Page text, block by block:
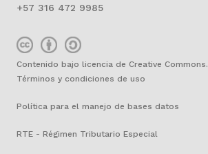
+57 316 472 9985
Contenido bajo licencia de Creative Commons.
Términos y condiciones de uso
Política para el manejo de bases datos
RTE - Régimen Tributario Especial